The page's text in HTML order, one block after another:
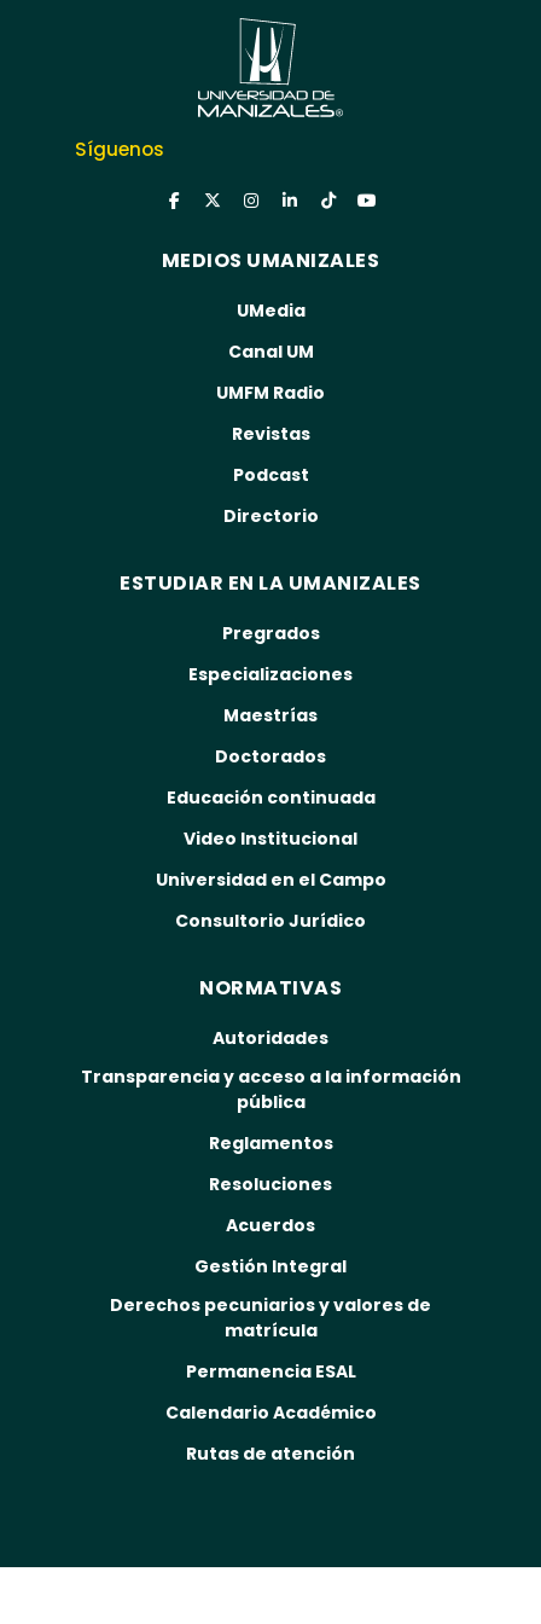
Síguenos
MEDIOS UMANIZALES
UMedia
Canal UM
UMFM Radio
Revistas
Podcast
Directorio
ESTUDIAR EN LA UMANIZALES
Pregrados
Especializaciones
Maestrías
Doctorados
Educación continuada
Video Institucional
Universidad en el Campo
Consultorio Jurídico
NORMATIVAS
Autoridades
Transparencia y acceso a la información
pública
Reglamentos
Resoluciones
Acuerdos
Gestión Integral
Derechos pecuniarios y valores de
matrícula
Permanencia ESAL
Calendario Académico
Rutas de atención